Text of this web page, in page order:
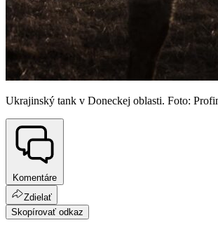
Ukrajinský tank v Doneckej oblasti. Foto:
Komentáre
Zdielať
Skopírovať odkaz